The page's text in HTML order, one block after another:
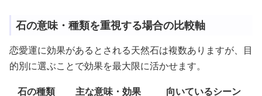
石の意味・種類を重視する場合の比較軸
恋愛運に効果があるとされる天然石は複数ありますが、目
的別に選ぶことで効果を最大限に活かせます。
石の種類
主な意味・効果
向いているシーン